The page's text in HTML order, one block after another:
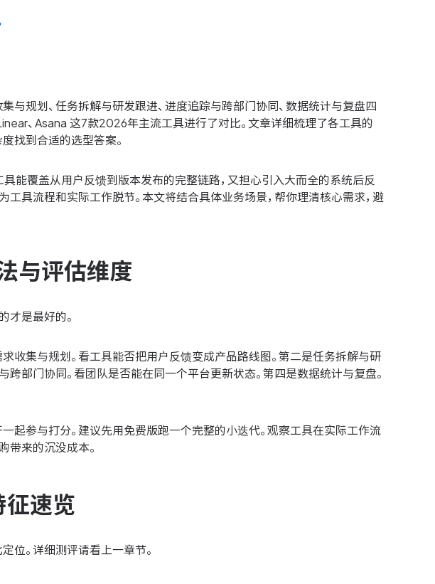
与规划、任务拆解与研发跟进、进度追踪与跨部门协同、数据统计与复盘四
、Asana 这7款2026年主流工具进行了对比。文章详细梳理了各工具的
找到合适的选型答案。
能覆盖从用户反馈到版本发布的完整链路，又担心引入大而全的系统后反
工具流程和实际工作脱节。本文将结合具体业务场景，帮你理清核心需求，避
与评估维度
才是最好的。
收集与规划。看工具能否把用户反馈变成产品路线图。第二是任务拆解与研
跨部门协同。看团队是否能在同一个平台更新状态。第四是数据统计与复盘。
起参与打分。建议先用免费版跑一个完整的小迭代。观察工具在实际工作流
带来的沉没成本。
速览
位。详细测评请看上一章节。